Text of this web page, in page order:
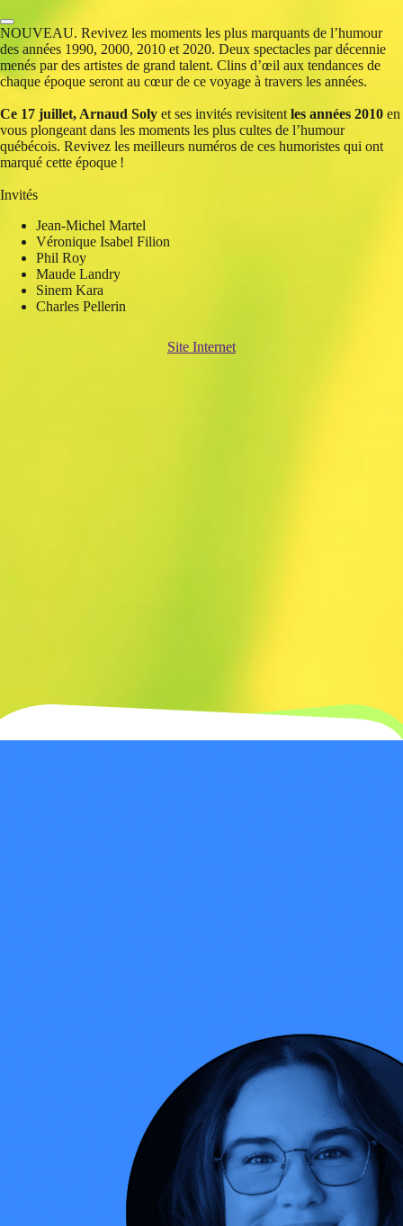
NOUVEAU. Revivez les moments les plus marquants de l’humour
des années 1990, 2000, 2010 et 2020. Deux spectacles par décennie
menés par des artistes de grand talent. Clins d’œil aux tendances de
chaque époque seront au cœur de ce voyage à travers les années.
Ce 17 juillet, Arnaud Soly et ses invités revisitent les années 2010 en
vous plongeant dans les moments les plus cultes de l’humour
québécois. Revivez les meilleurs numéros de ces humoristes qui ont
marqué cette époque !
Invités
Jean-Michel Martel
Véronique Isabel Filion
Phil Roy
Maude Landry
Sinem Kara
Charles Pellerin
Site Internet